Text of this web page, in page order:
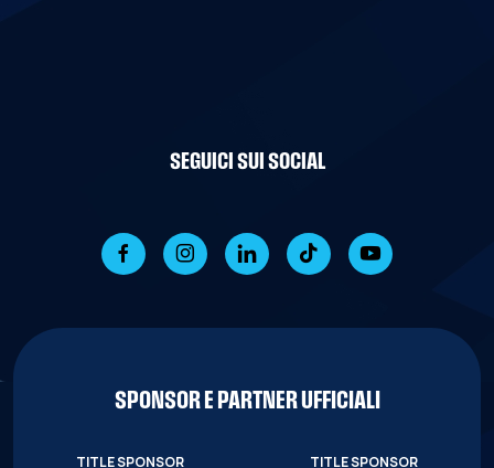
SEGUICI SUI SOCIAL
SPONSOR E PARTNER UFFICIALI
TITLE SPONSOR TITLE SPONSOR